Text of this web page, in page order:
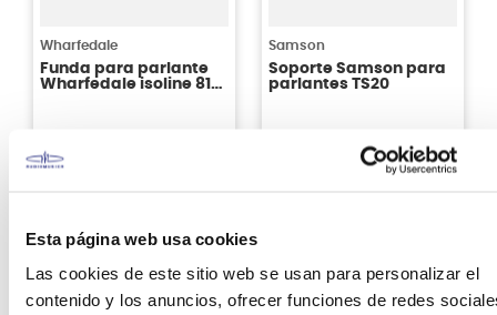
Esta página web usa cookies
Las cookies de este sitio web se usan para personalizar el
contenido y los anuncios, ofrecer funciones de redes
Wharfedale
Funda para parlante
Wharfedale isoline 812
S/
Agregar
Samson
Soporte Samson para
parlantes TS20
00